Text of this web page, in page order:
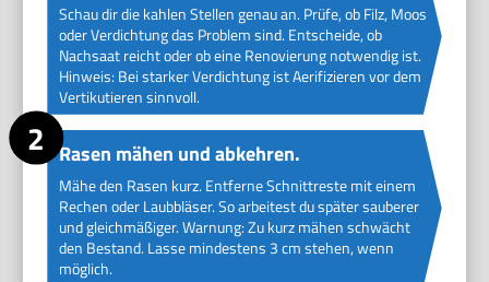
Schau dir die kahlen Stellen genau an. Prüfe, ob Filz, Moos
oder Verdichtung das Problem sind. Entscheide, ob
Nachsaat reicht oder ob eine Renovierung notwendig ist.
Hinweis: Bei starker Verdichtung ist Aerifizieren vor dem
Vertikutieren sinnvoll.
Rasen mähen und abkehren.
Mähe den Rasen kurz. Entferne Schnittreste mit einem
Rechen oder Laubbläser. So arbeitest du später sauberer
und gleichmäßiger. Warnung: Zu kurz mähen schwächt
den Bestand. Lasse mindestens 3 cm stehen, wenn
möglich.